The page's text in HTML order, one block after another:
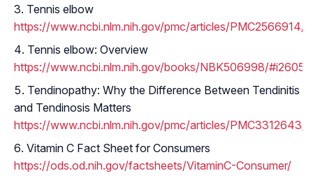
Tennis elbow
https://www.ncbi.nlm.nih.gov/pmc/articles/PMC2566914/
Tennis elbow: Overview
https://www.ncbi.nlm.nih.gov/books/NBK506998/
Tendinopathy: Why the Difference Between Tendinitis
and Tendinosis Matters
https://www.ncbi.nlm.nih.gov/pmc/articles/PMC3312643/
Vitamin C Fact Sheet for Consumers
https://ods.od.nih.gov/factsheets/VitaminC-Consumer/